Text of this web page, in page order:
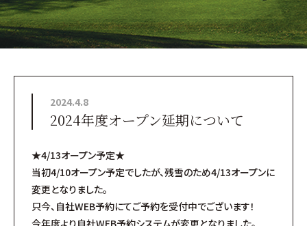
2024.4.8
2024年度オープン延期について
★4/13オープン予定★
当初4/10オープン予定でしたが、残雪のため4/13オープンに
変更となりました。
只今、自社WEB予約にてご予約を受付中でございます！
今年度より自社WEB予約システムが変更となりました。